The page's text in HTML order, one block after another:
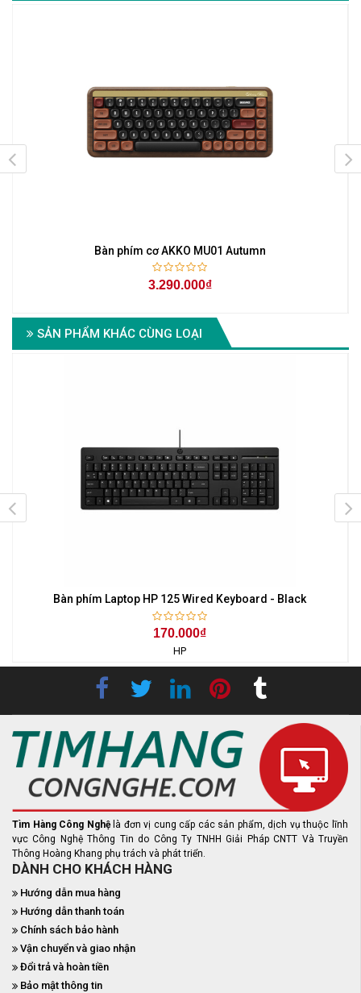
Bàn phím cơ AKKO MU01 Autumn
3.290.000₫
SẢN PHẨM KHÁC CÙNG LOẠI
Bàn phím Laptop HP 125 Wired Keyboard - Black
170.000₫
HP
Tìm Hàng Công Nghệ là đơn vị cung cấp các sản phẩm, dịch vụ thuộc lĩnh
vực Công Nghệ Thông Tin do Công Ty TNHH Giải Pháp CNTT Và Truyền
Thông Hoàng Khang phụ trách và phát triển.
DÀNH CHO KHÁCH HÀNG
Hướng dẫn mua hàng
Hướng dẫn thanh toán
Chính sách bảo hành
Vận chuyển và giao nhận
Đổi trả và hoàn tiền
Bảo mật thông tin